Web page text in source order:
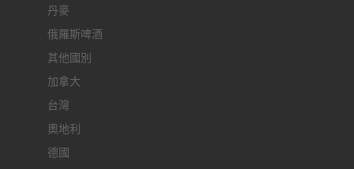
丹麥
俄羅斯啤酒
其他國別
加拿大
台灣
奧地利
德國